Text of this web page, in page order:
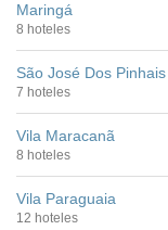
Maringá
8 hoteles
São José Dos Pinhais
7 hoteles
Vila Maracanã
8 hoteles
Vila Paraguaia
12 hoteles